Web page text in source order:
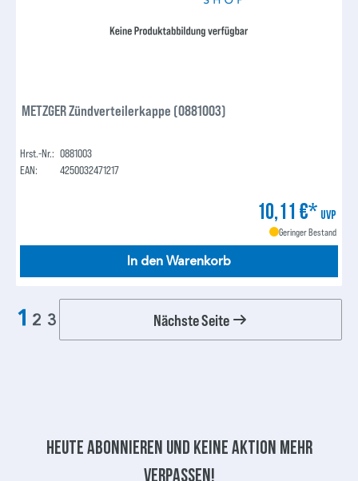
METZGER Zündverteilerkappe (0881003)
Hrst.-Nr.: 0881003
EAN:
4250032471217
10,11 €* UVP
Geringer Bestand
In den Warenkorb
1 2 3 Nächste Seite
Heute abonnieren und keine aktion mehr
verpassen!